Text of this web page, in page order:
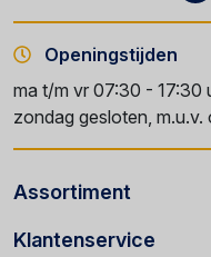
Openingstijden
ma t/m vr 07:30 - 17:30
zondag gesloten,
Assortiment
Klantenservice